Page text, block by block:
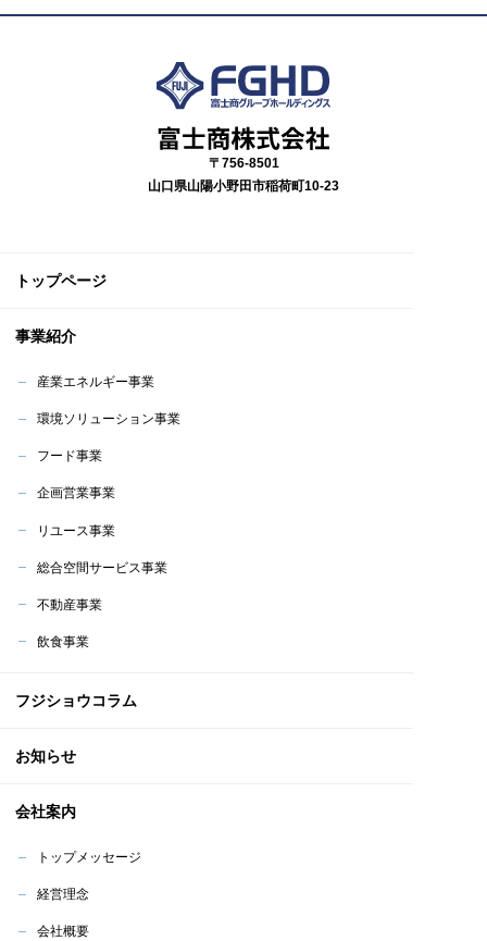
〒756-8501
山口県山陽小野田市稲荷町10-23
トップページ
事業紹介
産業エネルギー事業
環境ソリューション事業
フード事業
企画営業事業
リユース事業
総合空間サービス事業
不動産事業
飲食事業
フジショウコラム
お知らせ
会社案内
トップメッセージ
経営理念
会社概要